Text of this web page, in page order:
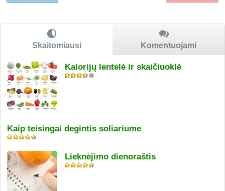
Skaitomiausi Komentuojami
Kalorijų lentelė ir skaičiuoklė
Kaip teisingai degintis soliariume
Lieknėjimo dienoraštis